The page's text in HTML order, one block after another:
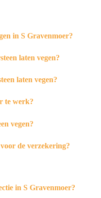
in S Gravenmoer?
laten vegen?
laten vegen?
te werk?
vegen?
de verzekering?
in S Gravenmoer?